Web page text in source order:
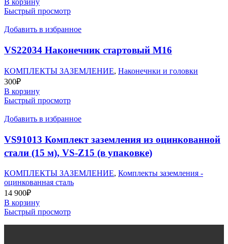
В корзину
Быстрый просмотр
Добавить в избранное
VS22034 Наконечник стартовый М16
КОМПЛЕКТЫ ЗАЗЕМЛЕНИЕ, Наконечнки и головки
300₽
В корзину
Быстрый просмотр
Добавить в избранное
VS91013 Комплект заземления из оцинкованной
стали (15 м), VS-Z15 (в упаковке)
КОМПЛЕКТЫ ЗАЗЕМЛЕНИЕ, Комплекты заземления -
оцинкованная сталь
14 900₽
В корзину
Быстрый просмотр